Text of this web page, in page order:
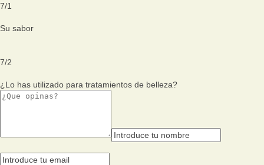
7/1
Su sabor
7/2
¿Lo has utilizado para tratamientos de belleza?